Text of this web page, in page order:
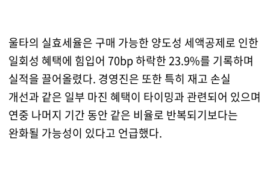
울타의 실효세율은 구매 가능한 양도성 세액공제로 인한
일회성 혜택에 힘입어 70bp 하락한 23.9%를 기록하며
실적을 끌어올렸다. 경영진은 또한 특히 재고 손실
개선과 같은 일부 마진 혜택이 타이밍과 관련되어 있으며
연중 나머지 기간 동안 같은 비율로 반복되기보다는
완화될 가능성이 있다고 언급했다.